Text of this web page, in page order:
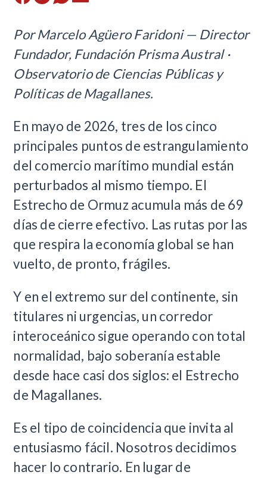
Por Marcelo Agüero Faridoni — Director
Fundador, Fundación Prisma Austral ·
Observatorio de Ciencias Públicas y
Políticas de Magallanes.
En mayo de 2026, tres de los cinco
principales puntos de estrangulamiento
del comercio marítimo mundial están
perturbados al mismo tiempo. El
Estrecho de Ormuz acumula más de 69
días de cierre efectivo. Las rutas por las
que respira la economía global se han
vuelto, de pronto, frágiles.
Y en el extremo sur del continente, sin
titulares ni urgencias, un corredor
interoceánico sigue operando con total
normalidad, bajo soberanía estable
desde hace casi dos siglos: el Estrecho
de Magallanes.
Es el tipo de coincidencia que invita al
entusiasmo fácil. Nosotros decidimos
hacer lo contrario. En lugar de